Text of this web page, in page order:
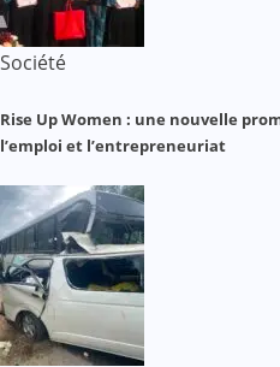
Société
Rise Up Women : une nouvelle
l’emploi et l’entrepreneuriat